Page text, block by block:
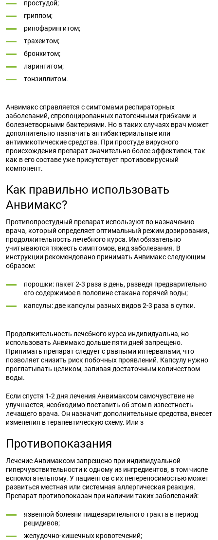
простудой;
гриппом;
ринофарингитом;
трахеитом;
бронхитом;
ларингитом;
тонзиллитом.
Анвимакс справляется с симтомами респираторных
заболеваний, спровоцированных патогенными грибками и
болезнетворными бактериями. Но в таких случаях врач может
дополнительно назначить антибактериальные или
антимикотические средства. При простуде вирусного
происхождения препарат значительно более эффективен, так
как в его составе уже присутствует противовирусный
компонент.
Как правильно использовать
Анвимакс?
Противопростудный препарат используют по назначению
врача, который определяет оптимальный режим дозирования,
продолжительность лечебного курса. Им обязательно
учитываются тяжесть симптомов, вид заболевания. В
инструкции рекомендовано принимать Анвимакс следующим
образом:
порошки: пакет 2-3 раза в день, разведя предварительно
его содержимое в половине стакана горячей воды;
капсулы: две капсулы разных видов 2-3 раза в сутки.
Продолжительность лечебного курса индивидуальна, но
использовать Анвимакс дольше пяти дней запрещено.
Принимать препарат следует с равными интервалами, что
позволяет снизить риск побочных проявлений. Капсулу нужно
проглатывать целиком, запивая достаточным количеством
воды.
Если спустя 1-2 дня лечения Анвимаксом самочувствие не
улучшается, необходимо поставить об этом в известность
лечащего врача. Он назначит дополнительные средства, внесет
изменения в терапевтическую схему. Или з
Противопоказания
Лечение Анвимаксом запрещено при индивидуальной
гиперчувствительности к одному из ингредиентов, в том числе
вспомогательному. У пациентов с их непереносимостью может
развиться местная или системная аллергическая реакция.
Препарат противопоказан при наличии таких заболеваний:
язвенной болезни пищеварительного тракта в период
рецидивов;
желудочно-кишечных кровотечений;